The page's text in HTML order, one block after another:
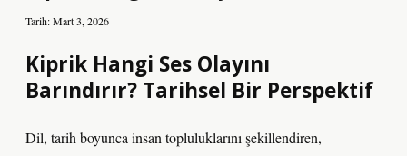
Tarih: Mart 3, 2026
Kiprik Hangi Ses Olayını
Barındırır? Tarihsel Bir Perspektif
Dil, tarih boyunca insan topluluklarını şekillendiren,